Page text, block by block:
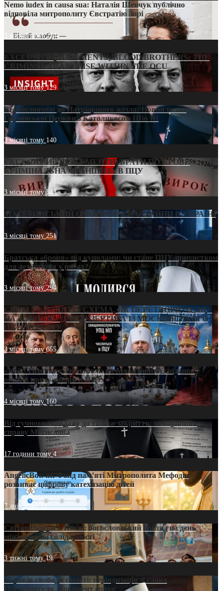
Nemo iudex in causa sua: Наталія Шевчук публічно
відповіла митрополиту Євстратію Зорі
3 місяці тому214
EXCLUSIVE (DOCUMENTS)/BLOOD BROTHERS: THE
CRIMINAL FRANCHISE WITHIN THE OCU
3 місяці тому129
Від віолончелі до Патріаршого жезла: Новий шлях
Грузинської Церкви з Католикосом Шіо III
3 місяці тому 140
ЕКСКЛЮЗИВ (ДОКУМЕНТИ)/БРАТИ ПО КРОВІ:
КРИМІНАЛЬНА ФРАНШИЗА В ПЦУ
3 місяці тому543
МАТЕРИНСЬКИЙ ОМОРФОР В ЧАС ВІЙНИ В УКРАЇНІ
3 місяці тому251
Братська «броня» під куполами: чи стане ПЦУ прихистком
для дезертирів у рясах?
3 місяці тому294
СВЯТІ УХИЛЯНТИ: СХЕМА, ЯК ПЕРЕТВОРИТИ ПЦУ
НА «ОФШОР» ДЛЯ ДЕЗЕРТИРА ІЗ МОСКОВСЬКОГО
ПАТРІАРХАТУ
3 місяці тому655
«Кейс Тихона» у Тернополі: як Молитовний сніданок
оголив кризу довіри в ПЦУ
4 місяці тому160
Від гучного скандалу до тихого закриття: хто зупинив
справу Мстислава
17 години тому4
AngelicBot: як Фонд пам’яті Митрополита Мефодія
розвиває цифрову катехизацію дітей
7 днів тому12
Світові лідери в Києві: богословський погляд на день
міжнародної солідарності
3 тижні тому19
35 років свободи совісті: періодизація зі слова
Предстоятеля. Документ епохи